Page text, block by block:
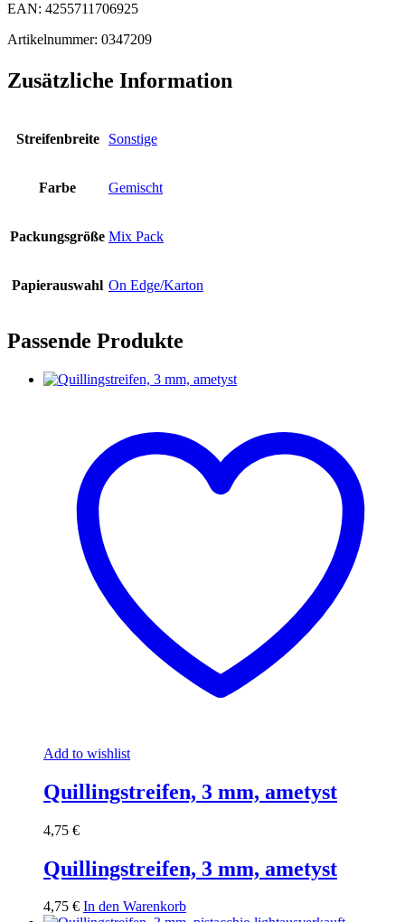
EAN: 4255711706925
Artikelnummer: 0347209
Zusätzliche Information
Streifenbreite Sonstige
Farbe Gemischt
Packungsgröße Mix Pack
Papierauswahl On Edge/Karton
Passende Produkte
Add to wishlist
Quillingstreifen, 3 mm, ametyst
4,75 €
Quillingstreifen, 3 mm, ametyst
4,75 € In den Warenkorb